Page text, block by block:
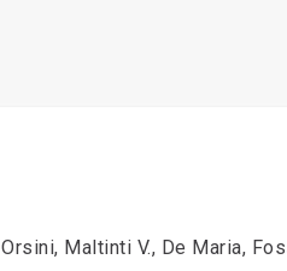
Orsini, Maltinti V., De Maria,